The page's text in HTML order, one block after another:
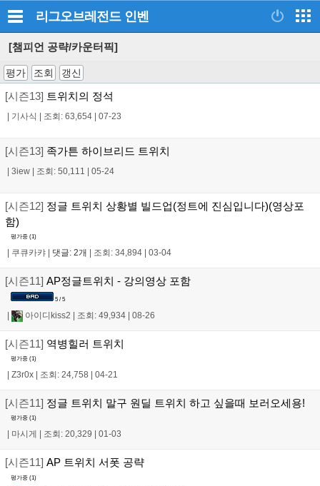
리그오브레전드 인벤
[챔피언 공략/카운터픽]
평가 조회 갱신
[시즌13] 트위치의 정석
기사식 조회: 63,654 07-23
[시즌13] 족가튼 하이브리드 트위치
3iew 조회: 50,111 05-24
[시즌12] 정글 트위치 상황별 빌드업(정트에 진심입니다)(영상포
함)
평가중 (1)
쿠큐카캬 댓글: 2개 조회: 34,894 03-04
[시즌11] AP정글트위치 - 강의영상 포함
5 / 5
| 아이디kiss2 | 조회: 49,934 | 08-26
[시즌11] 역병힐러 트위치
평가중 (1)
Z3r0x 조회: 24,758 04-21
[시즌11] 정글 트위치 말구 원딜 트위치 하고 싶을때 보러오세용!
평가중 (1)
마시게 조회: 20,329 01-03
[시즌11] AP 트위치 서폿 공략
평가중 (1)